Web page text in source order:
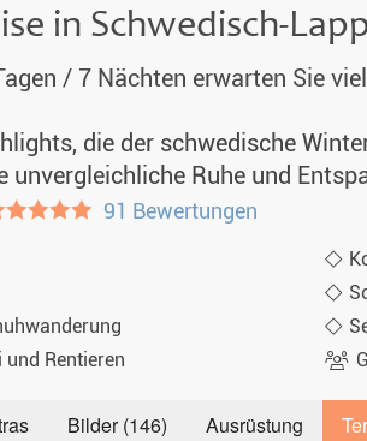
von Hütte zu Hütte
Guides
mit Hundeschlitten
& Incentives
in Schwedisch-
/ 7 Nächten erwarten Sie
die der schwedische
unvergleichliche Ruhe und
91 Bewertungen
und Rentieren
Bilder (146) Ausrüstung